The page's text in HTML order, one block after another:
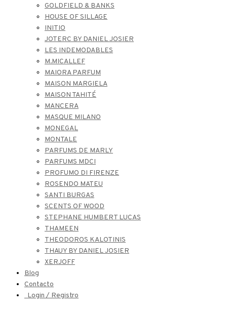
GOLDFIELD & BANKS
HOUSE OF SILLAGE
INITIO
JOTERC BY DANIEL JOSIER
LES INDEMODABLES
M.MICALLEF
MAIORA PARFUM
MAISON MARGIELA
MAISON TAHITÉ
MANCERA
MASQUE MILANO
MONEGAL
MONTALE
PARFUMS DE MARLY
PARFUMS MDCI
PROFUMO DI FIRENZE
ROSENDO MATEU
SANTI BURGAS
SCENTS OF WOOD
STEPHANE HUMBERT LUCAS
THAMEEN
THEODOROS KALOTINIS
THAUY BY DANIEL JOSIER
XERJOFF
Blog
Contacto
Login / Registro